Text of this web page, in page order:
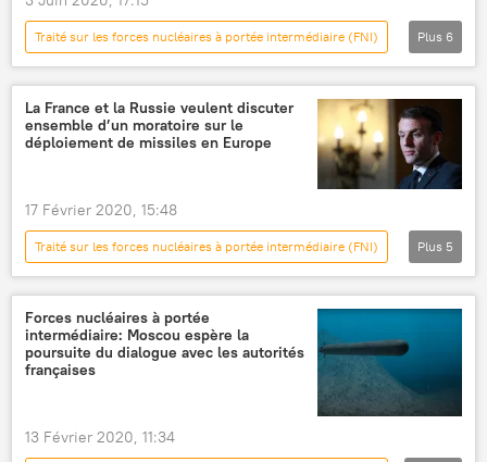
Traité sur les forces nucléaires à portée intermédiaire (FNI)
International
Actualités
Russie
États-Unis
armes nucléaires
Traité New START de 2010 (START 3)
Plus 6
La France et la Russie veulent discuter
ensemble d’un moratoire sur le
déploiement de missiles en Europe
17 Février 2020, 15:48
Traité sur les forces nucléaires à portée intermédiaire (FNI)
Actualités
Sergueï Lavrov
France
Europe
Plus 5
Forces nucléaires à portée
intermédiaire: Moscou espère la
poursuite du dialogue avec les autorités
françaises
13 Février 2020, 11:34